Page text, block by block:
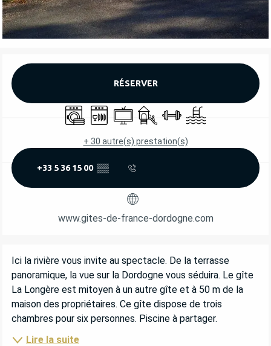
OUVERTURE ET COORDONNÉES
RÉSERVER
Lave lingeLave vaisselle
TélévisionJeux pour enfants / Espace
Salle de sport
Piscine
+ 30 autre(s) prestation(s)
+33 5 36 15 00 ▒▒
www.gites-de-france-dordogne.com
DESCRIPTION
Ici la rivière vous invite au spectacle. De la terrasse
panoramique, la vue sur la Dordogne vous séduira. Le gîte
La Longère est mitoyen à un autre gîte et à 50 m de la
maison des propriétaires. Ce gîte dispose de trois
chambres pour six personnes. Piscine à partager.
Lire la suite